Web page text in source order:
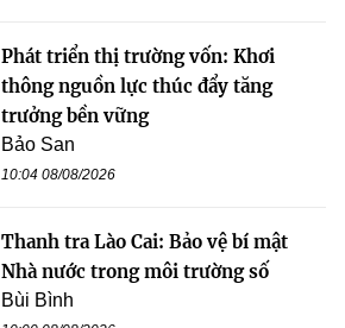
Phát triển thị trường vốn: Khơi
thông nguồn lực thúc đẩy tăng
trưởng bền vững
Bảo San
10:04 08/08/2026
Thanh tra Lào Cai: Bảo vệ bí mật
Nhà nước trong môi trường số
Bùi Bình